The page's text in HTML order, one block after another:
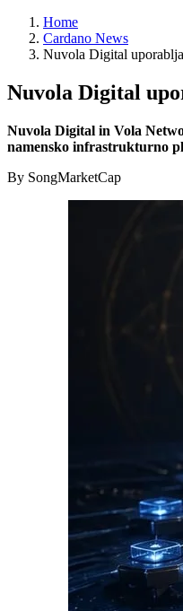
Home
Cardano News
Nuvola Digital
Nuvola Digital
Nuvola Digital in Vola
namensko infrastrukturno
By SongMarketCap